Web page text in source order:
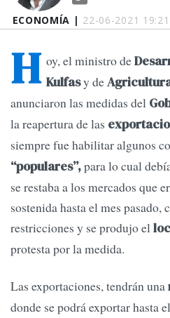
ECONOMÍA | 22-06-2021 19:21
H oy, el ministro de
Kulfasy de
anunciaron las medidas del
la reapertura de las
siempre fue habilitar algunos
“populares”,para lo cual
se restaba a los mercados que
sostenida hasta el mes pasado,
restricciones y se produjo el
protesta por la medida.
Las exportaciones, tendrán una
donde se podrá exportar hasta